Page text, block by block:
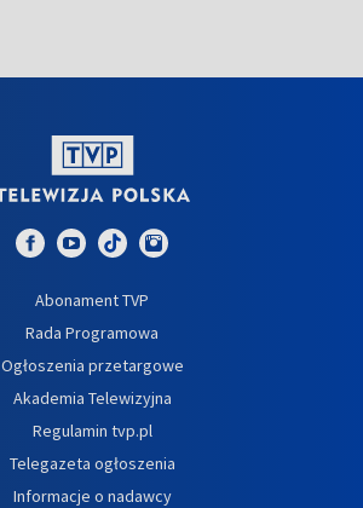
Abonament TVP
Rada Programowa
Ogłoszenia przetargowe
Akademia Telewizyjna
Regulamin tvp.pl
Telegazeta ogłoszenia
Informacje o nadawcy